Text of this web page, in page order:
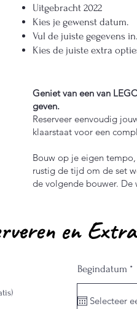
Uitgebracht 2022
Kies je gewenst datum.
Vul de juiste gegevens in.
Kies de juiste extra
Geniet van een van
geven.
Reserveer eenvoudig
klaarstaat voor een
Bouw op je eigen
rustig de tijd om de set
de volgende bouwer.
en
Begindatum *r
u